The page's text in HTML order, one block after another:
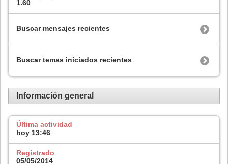
1.60
Buscar mensajes recientes
Buscar temas iniciados recientes
Información general
Última actividad
hoy 13:46
Registrado
05/05/2014